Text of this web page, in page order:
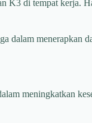
K3 di tempat kerja.
dalam menerapkan
meningkatkan